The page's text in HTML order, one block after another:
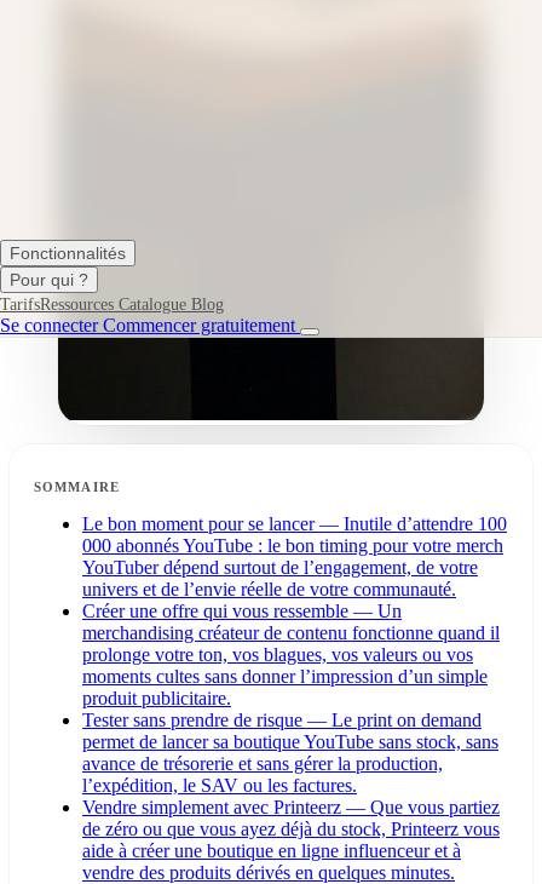
Fonctionnalités
Pour qui ?
TarifsRessources Catalogue Blog
Se connecterCommencer gratuitement
SOMMAIRE
Le bon moment pour se lancer — Inutile d’attendre 100
000 abonnés YouTube : le bon timing pour votre merch
YouTuber dépend surtout de l’engagement, de votre
univers et de l’envie réelle de votre communauté.
Créer une offre qui vous ressemble — Un
merchandising créateur de contenu fonctionne quand il
prolonge votre ton, vos blagues, vos valeurs ou vos
moments cultes sans donner l’impression d’un simple
produit publicitaire.
Tester sans prendre de risque — Le print on demand
permet de lancer sa boutique YouTube sans stock, sans
avance de trésorerie et sans gérer la production,
l’expédition, le SAV ou les factures.
Vendre simplement avec Printeerz — Que vous partiez
de zéro ou que vous ayez déjà du stock, Printeerz vous
aide à créer une boutique en ligne influenceur et à
vendre des produits dérivés en quelques minutes.